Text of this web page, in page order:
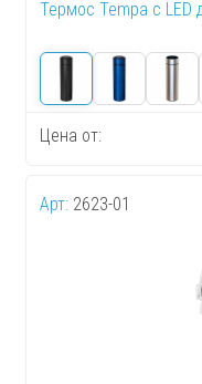
Термос Tempa с LED
Цена от:
Арт: 2623-01